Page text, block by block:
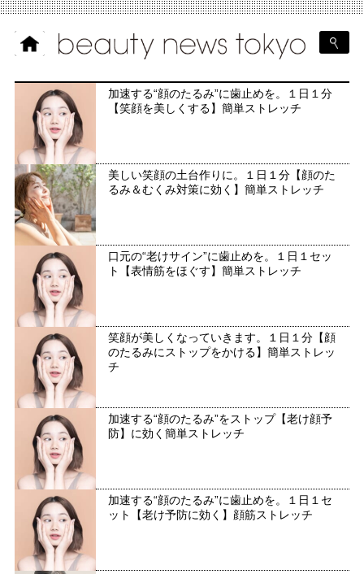
加速する“顔のたるみ”に歯止めを。１日１分
【笑顔を美しくする】簡単ストレッチ
美しい笑顔の土台作りに。１日１分【顔のた
るみ＆むくみ対策に効く】簡単ストレッチ
口元の“老けサイン”に歯止めを。１日１セッ
ト【表情筋をほぐす】簡単ストレッチ
笑顔が美しくなっていきます。１日１分【顔
のたるみにストップをかける】簡単ストレッ
チ
加速する“顔のたるみ”をストップ【老け顔予
防】に効く簡単ストレッチ
加速する“顔のたるみ”に歯止めを。１日１セ
ット【老け予防に効く】顔筋ストレッチ